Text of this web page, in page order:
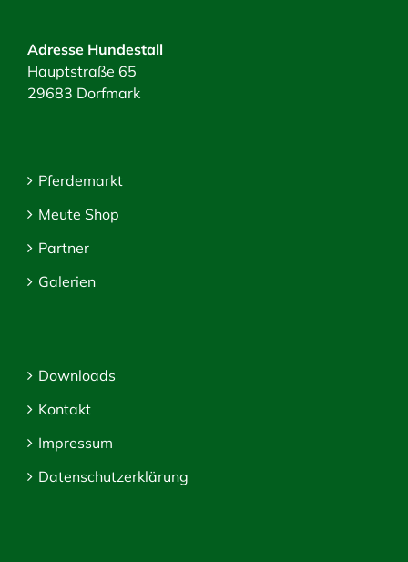
Adresse Hundestall
Hauptstraße 65
29683 Dorfmark
Pferdemarkt
Meute Shop
Partner
Galerien
Downloads
Kontakt
Impressum
Datenschutzerklärung